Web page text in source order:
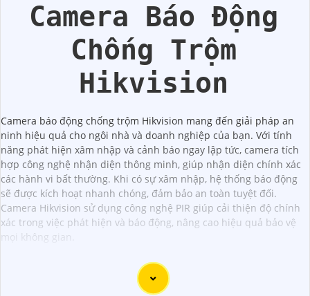
Camera Báo Động
Chống Trộm
Hikvision
Camera báo động chống trộm Hikvision mang đến giải pháp an
ninh hiệu quả cho ngôi nhà và doanh nghiệp của bạn. Với tính
năng phát hiện xâm nhập và cảnh báo ngay lập tức, camera tích
hợp công nghệ nhận diện thông minh, giúp nhận diện chính xác
các hành vi bất thường. Khi có sự xâm nhập, hệ thống báo động
sẽ được kích hoạt nhanh chóng, đảm bảo an toàn tuyệt đối.
Camera Hikvision sử dụng công nghệ PIR giúp cải thiện độ chính
xác trong việc phát hiện và báo động, nâng cao hiệu quả bảo vệ
mọi không gian.